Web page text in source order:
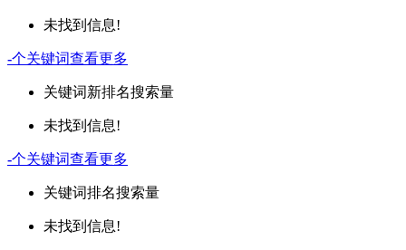
未找到信息!
-个关键词查看更多
关键词新排名搜索量
未找到信息!
-个关键词查看更多
关键词排名搜索量
未找到信息!